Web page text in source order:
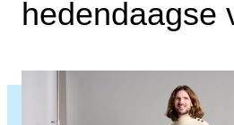
hedendaagse